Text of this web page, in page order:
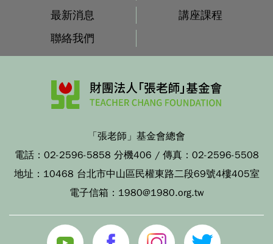
最新消息
講座課程
聯絡我們
「張老師」基金會總會
電話： 02-2596-5858 分機406 / 傳真： 02-2596-5508
地址： 10468 台北市中山區民權東路二段69號4樓405室
電子信箱： 1980@1980.org.tw